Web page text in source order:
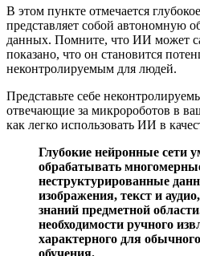
В этом пункте отмечается
представляет собой автономную
данных. Помните, что ИИ может
показано, что он становится
неконтролируемым для людей.
Представьте себе
отвечающие за микророботов в
как легко использовать ИИ в
Глубокие нейронные сети
обрабатывать
неструктурированные
изображения, текст и
знаний предметной
необходимости ручного
характерного для